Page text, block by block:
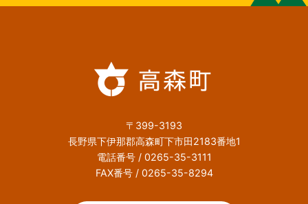
〒399-3193
長野県下伊那郡高森町下市田2183番地1
電話番号 / 0265-35-3111
FAX番号 / 0265-35-8294